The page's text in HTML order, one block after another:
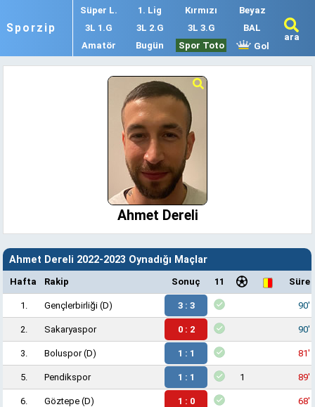
Sporzip
Süper L. 1. Lig Kırmızı
Beyaz
3L 1.G
3L 2.G 3L 3.G
BAL
Amatör
Bugün Spor Toto Gol
ara
Ahmet Dereli
Ahmet Dereli 2022-2023 Oynadığı Maçlar
Hafta Rakip Sonuç 11 Süre
1. Gençlerbirliği (D) 3 : 3 90'
2. Sakaryaspor 0 : 2 90'
3. Boluspor(D) 1 : 1 81'
5. Pendikspor 1 : 1 1 89'
6. Göztepe (D) 1 : 0 68'